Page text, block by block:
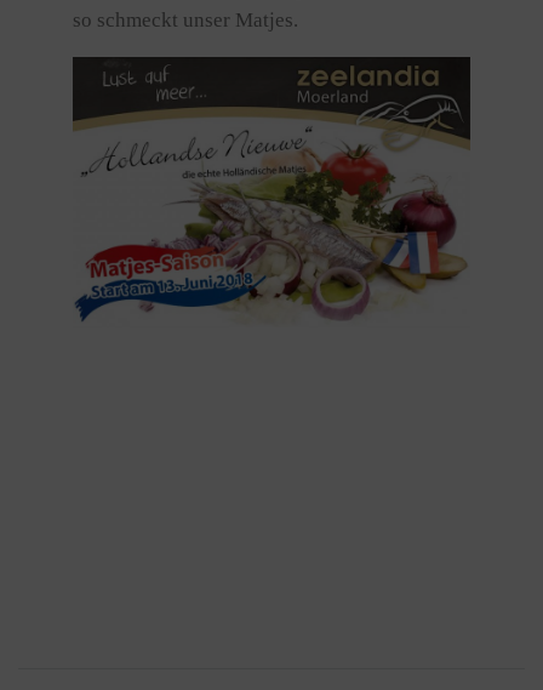
so schmeckt unser Matjes.